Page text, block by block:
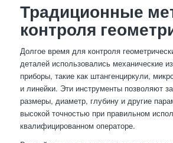
Традиционные
контроля
Долгое время для контроля
деталей использовались механические
приборы, такие как штангенциркули,
и линейки. Эти инструменты позволяют
размеры, диаметр, глубину и другие
высокой точностью при правильном
квалифицированном операторе.